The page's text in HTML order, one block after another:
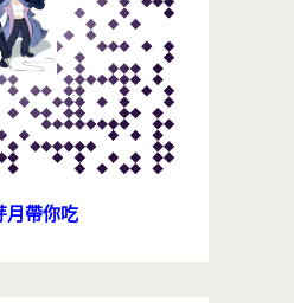
月帶你吃